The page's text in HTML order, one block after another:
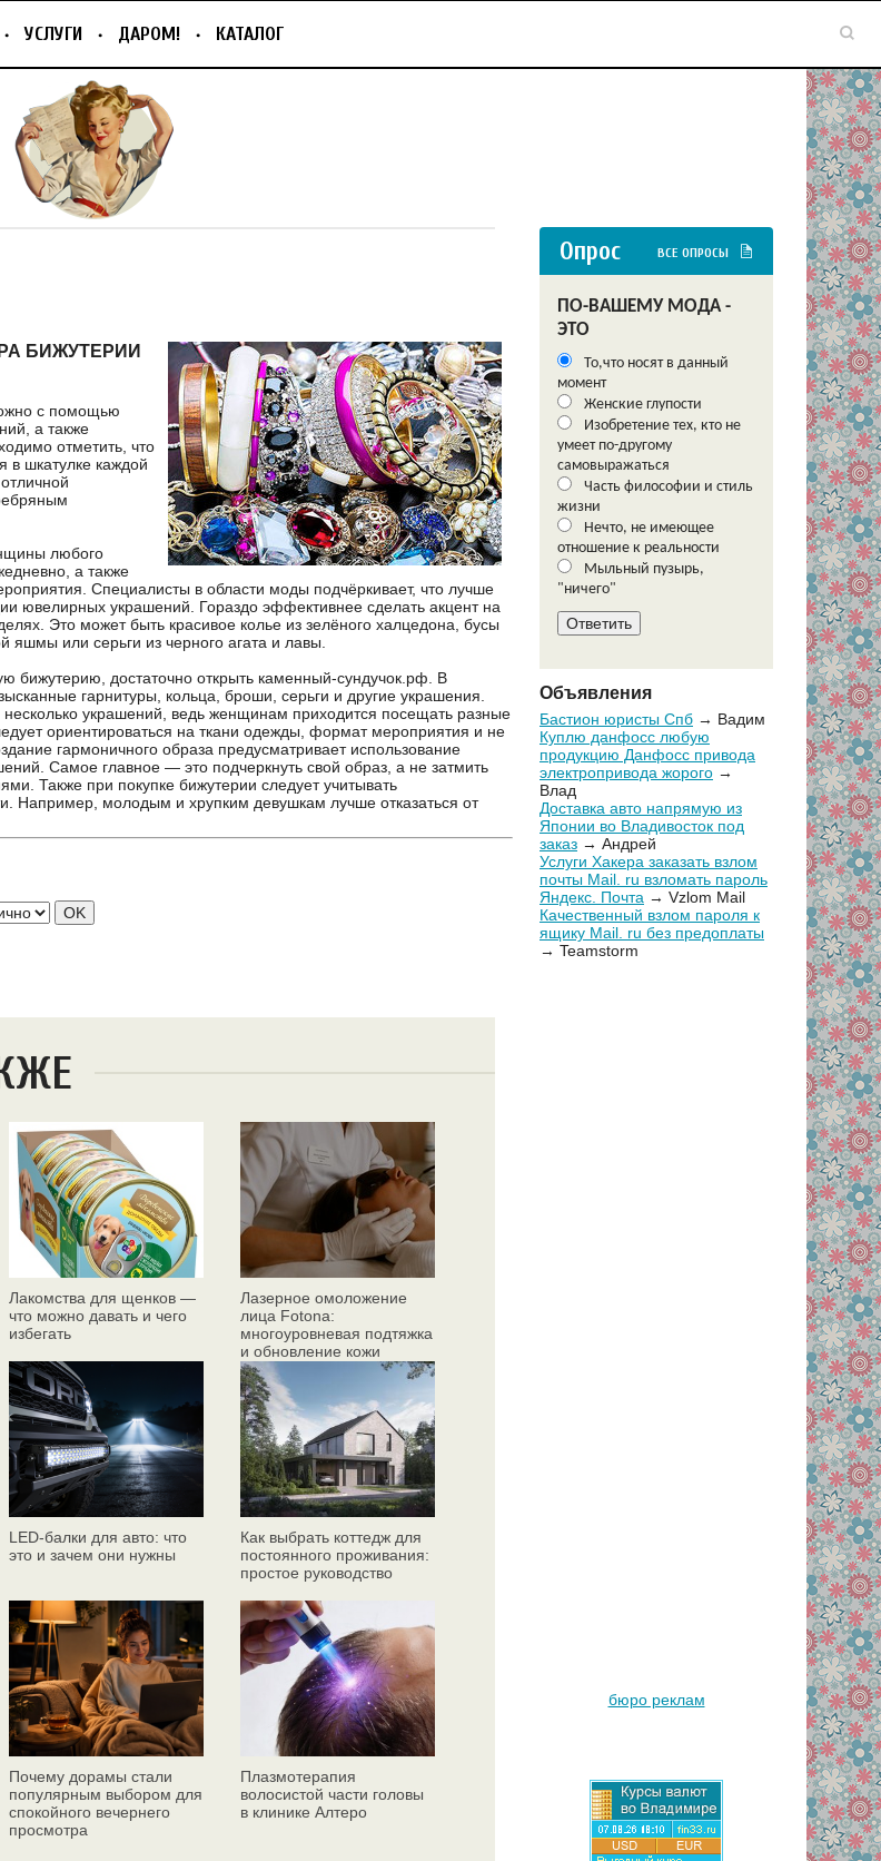
УСЛУГИ ДАРОМ! КАТАЛОГ
БИЖУТЕРИИ
с помощью
а также
отметить, что
в шкатулке каждой
любого
а также
Специалисты в области моды подчёркивает, что лучше
ювелирных украшений. Гораздо эффективнее сделать акцент на
Это может быть красивое колье из зелёного халцедона, бусы
яшмы или серьги из черного агата и лавы.
бижутерию, достаточно открыть каменный-сундучок.рф. В
гарнитуры, кольца, броши, серьги и другие украшения.
украшений, ведь женщинам приходится посещать разные
ориентироваться на ткани одежды, формат мероприятия и не
гармоничного образа предусматривает использование
Самое главное — это подчеркнуть свой образ, а не затмить
Также при покупке бижутерии следует учитывать
Например, молодым и хрупким девушкам лучше отказаться от
Лакомства для щенков —
что можно давать и чего
избегать
Лазерное омоложение
лица Fotona:
многоуровневая подтяжка
и обновление кожи
LED-балки для авто: что
это и зачем они нужны
Как выбрать коттедж для
постоянного проживания:
простое руководство
Почему дорамы стали
популярным выбором для
спокойного вечернего
просмотра
Плазмотерапия
волосистой части головы
в клинике Алтеро
Опрос ВСЕ ОПРОСЫ
ПО-ВАШЕМУ МОДА -
ЭТО
То,что носят в данный
момент
Женские глупости
Изобретение тех, кто не
умеет по-другому
самовыражаться
Часть философии и стиль
жизни
Нечто, не имеющее
отношение к реальности
Мыльный пузырь,
"ничего"
Объявления
Бастион юристы Спб → Вадим
Куплю данфосс любую
продукцию Данфосс привода
электропривода жорого →
Влад
Доставка авто напрямую из
Японии во Владивосток под
заказ → Андрей
Услуги Хакера заказать взлом
почты Mail. ru взломать пароль
Яндекс. Почта → Vzlom Mail
Качественный взлом пароля к
ящику Mail. ru без предоплаты
→ Teamstorm
бюро реклам